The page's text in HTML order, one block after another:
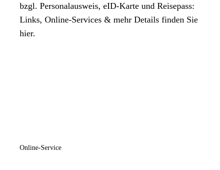
bzgl. Personalausweis, eID-Karte und Reisepass:
Links, Online-Services & mehr Details finden Sie
hier.
Online-Service